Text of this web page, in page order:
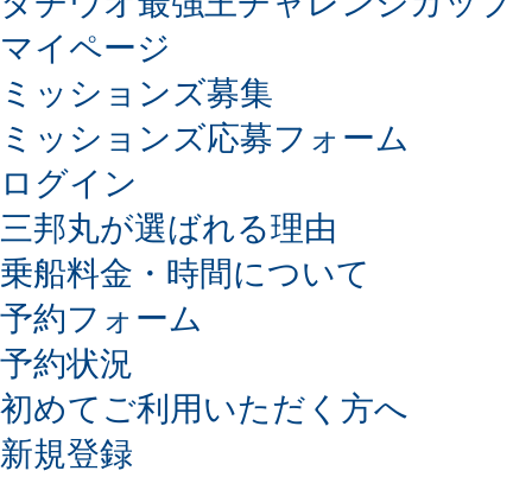
マイページ
ミッションズ募集
ミッションズ応募フォーム
ログイン
三邦丸が選ばれる理由
乗船料金・時間について
予約フォーム
予約状況
初めてご利用いただく方へ
新規登録